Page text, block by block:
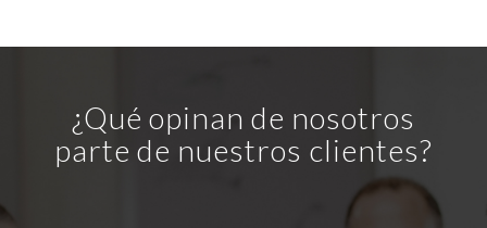
¿Qué opinan de nosotros
parte de nuestros clientes?